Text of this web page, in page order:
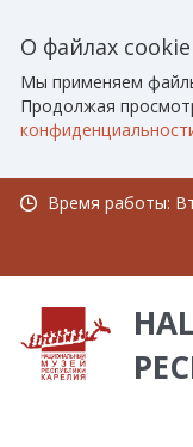
О файлах
Мы применяем
Продолжая
Время работы: